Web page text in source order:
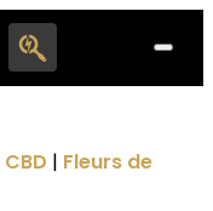
Search
| Fleurs de